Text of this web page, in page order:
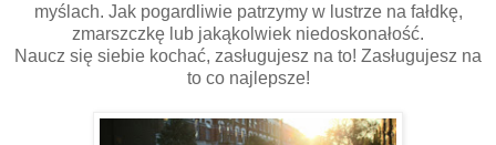
myślach. Jak pogardliwie patrzymy w lustrze na fałdkę,
zmarszczkę lub jakąkolwiek niedoskonałość.
Naucz się siebie kochać, zasługujesz na to! Zasługujesz na
to co najlepsze!